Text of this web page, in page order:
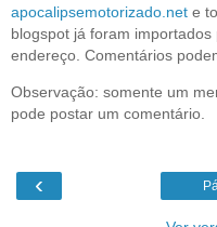
apocalipsemotorizado.net e
blogspot já foram importados
endereço. Comentários
Observação: somente um
pode postar um comentário.
‹